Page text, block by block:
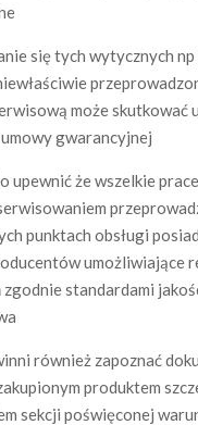
się tych wytycznych
może skutkować
gwarancyjnej
upewnić że wszelkie
punktach obsługi
umożliwiające
zgodnie standardami
również zapoznać
produktem
sekcji poświęconej